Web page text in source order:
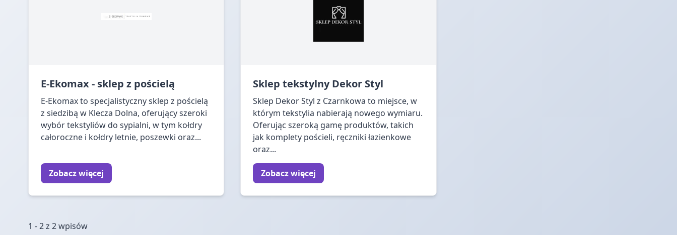
E-Ekomax - sklep z pościelą
E-Ekomax to specjalistyczny sklep z pościelą
z siedzibą w Klecza Dolna, oferujący szeroki
wybór tekstyliów do sypialni, w tym kołdry
całoroczne i kołdry letnie, poszewki oraz...
Zobacz więcej
Sklep tekstylny Dekor Styl
Sklep Dekor Styl z Czarnkowa to miejsce, w
którym tekstylia nabierają nowego wymiaru.
Oferując szeroką gamę produktów, takich
jak komplety pościeli, ręczniki łazienkowe
oraz...
Zobacz więcej
1 - 2 z 2 wpisów